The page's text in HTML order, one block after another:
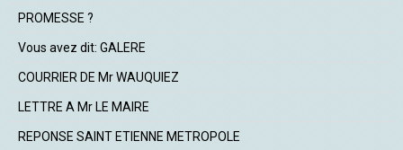
PROMESSE ?
Vous avez dit: GALERE
COURRIER DE Mr WAUQUIEZ
LETTRE A Mr LE MAIRE
REPONSE SAINT ETIENNE METROPOLE